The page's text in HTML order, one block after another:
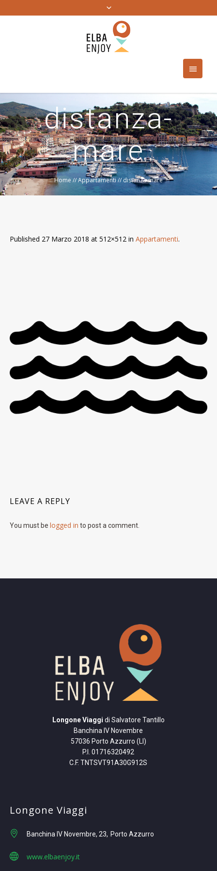
distanza-
mare
Home //Appartamenti //distanza-mare
Published 27 Marzo 2018 at 512×512 in Appartamenti.
LEAVE A REPLY
You must be logged in to post a comment.
Longone Viaggi di Salvatore Tantillo
Banchina IV Novembre
57036 Porto Azzurro (LI)
P.I. 01716320492
C.F. TNTSVT91A30G912S
Longone Viaggi
Banchina IV Novembre, 23 Porto Azzurro
www.elbaenjoy.it